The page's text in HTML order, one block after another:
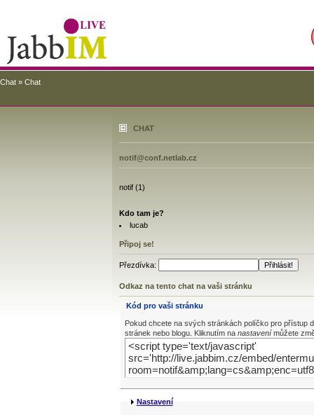
Chat » Chat
CHAT
notif@conf.netlab.cz
notif (1)
Kdo tam je?
lucab
Připoj se!
Přezdívka:
Odkaz na tento chat na vaši stránku
Kód pro vaši stránku
Pokud chcete na svých stránkách políčko pro přístup
stránek nebo blogu. Kliknutím na nastavenímůžete
Nastavení